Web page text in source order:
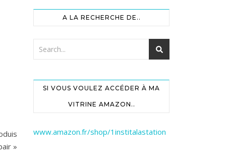
»
A LA RECHERCHE DE..
SI VOUS VOULEZ ACCÉDER À MA
VITRINE AMAZON..
www.amazon.fr/shop/1institalastation